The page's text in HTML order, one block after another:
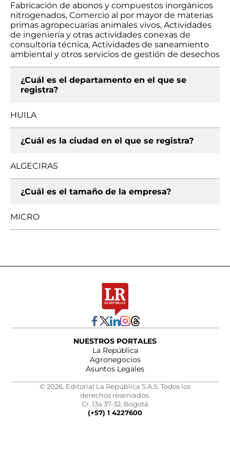
Fabricación de abonos y compuestos inorgánicos
nitrogenados, Comercio al por mayor de materias
primas agropecuarias animales vivos, Actividades
de ingeniería y otras actividades conexas de
consultoría técnica, Actividades de saneamiento
ambiental y otros servicios de gestión de desechos
¿Cuál es el departamento en el que se
registra?
HUILA
¿Cuál es la ciudad en el que se registra?
ALGECIRAS
¿Cuál es el tamaño de la empresa?
MICRO
NUESTROS PORTALES
La República
Agronegocios
Asuntos Legales
© 2026, Editorial La República S.A.S. Todos los
derechos reservados.
Cr. 13a 37-32, Bogotá
(+57) 1 4227600